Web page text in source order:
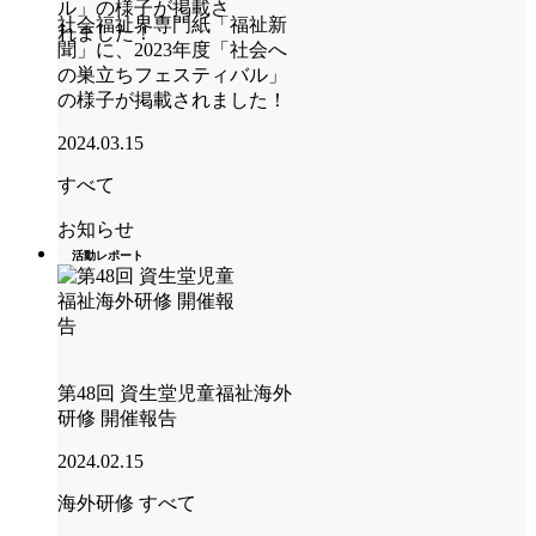
社会福祉界専門紙「福祉新
聞」に、2023年度「社会へ
の巣立ちフェスティバル」
の様子が掲載されました！
2024.03.15
すべて
お知らせ
活動レポート
第48回 資生堂児童福祉海外
研修 開催報告
2024.02.15
海外研修 すべて